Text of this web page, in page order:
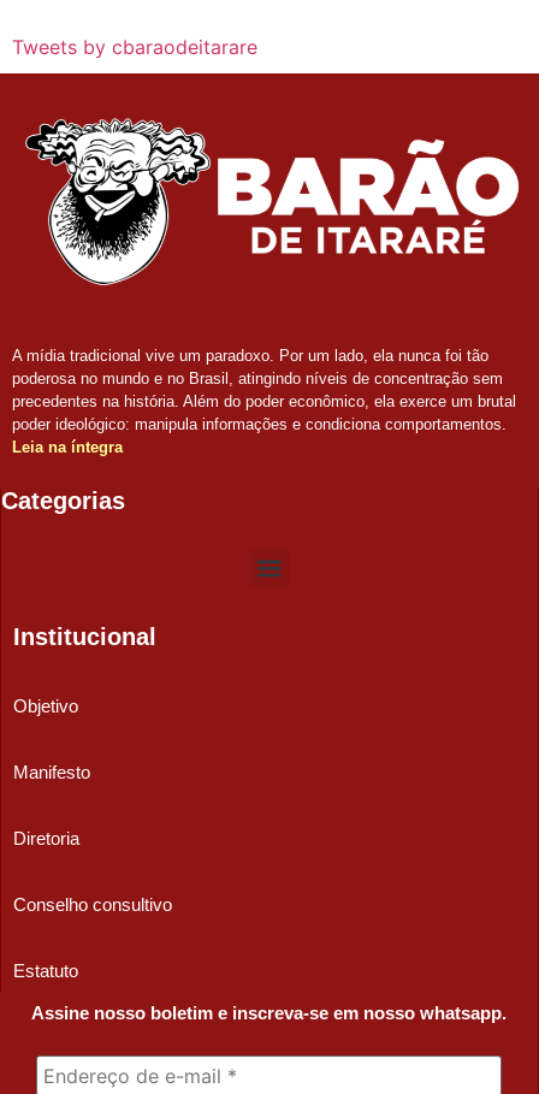
Tweets by cbaraodeitarare
A mídia tradicional vive um paradoxo. Por um lado, ela nunca foi tão
poderosa no mundo e no Brasil, atingindo níveis de concentração sem
precedentes na história. Além do poder econômico, ela exerce um brutal
poder ideológico: manipula informações e condiciona comportamentos.
Leia na íntegra
Categorias
Institucional
Objetivo
Manifesto
Diretoria
Conselho consultivo
Estatuto
Assine nosso boletim e inscreva-se em nosso whatsapp.